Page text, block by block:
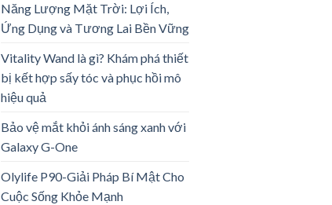
Năng Lượng Mặt Trời: Lợi Ích,
Ứng Dụng và Tương Lai Bền Vững
Vitality Wand là gì? Khám phá thiết
bị kết hợp sấy tóc và phục hồi mô
hiệu quả
Bảo vệ mắt khỏi ánh sáng xanh với
Galaxy G-One
Olylife P90-Giải Pháp Bí Mật Cho
Cuộc Sống Khỏe Mạnh